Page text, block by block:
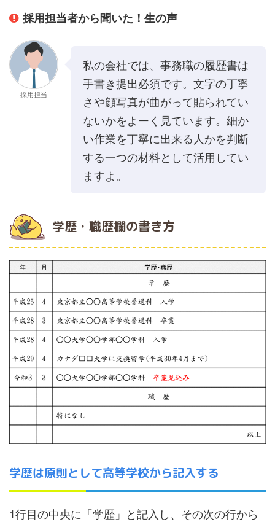
採用担当者から聞いた！生の声
採用担当
私の会社では、事務職の履歴書は
手書き提出必須です。文字の丁寧
さや顔写真が曲がって貼られてい
ないかをよーく見ています。細か
い作業を丁寧に出来る人かを判断
する一つの材料として活用してい
ますよ。
学歴・職歴欄の書き方
学歴は原則として高等学校から記入する
1行目の中央に「学歴」と記入し、その次の行から